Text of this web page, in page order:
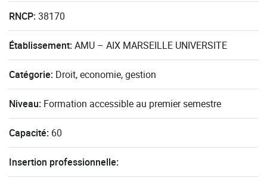
RNCP: 38170
Établissement: AMU – AIX MARSEILLE UNIVERSITE
Catégorie: Droit, economie, gestion
Niveau: Formation accessible au premier semestre
Capacité: 60
Insertion professionnelle: